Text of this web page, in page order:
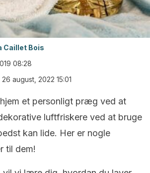
Caillet Bois
08:28
26 august, 2022 15:01
et personligt præg ved at
luftfriskere ved at bruge
kan lide. Her er nogle
til dem!